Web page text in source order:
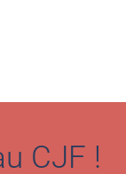
CJF !